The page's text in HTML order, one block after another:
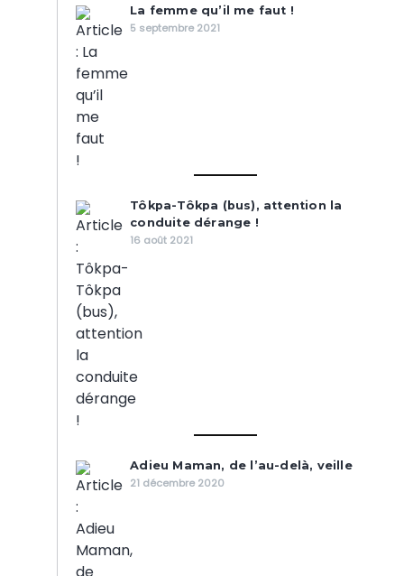
La femme qu’il me faut !
5 septembre 2021
Tôkpa-Tôkpa (bus), attention la
conduite dérange !
16 août 2021
Adieu Maman, de l’au-delà, veille
21 décembre 2020